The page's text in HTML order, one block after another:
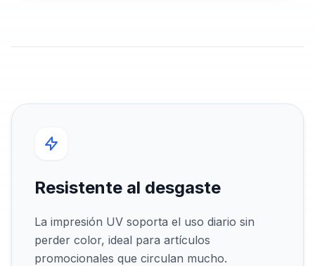
Resistente al desgaste
La impresión UV soporta el uso diario sin
perder color, ideal para artículos
promocionales que circulan mucho.